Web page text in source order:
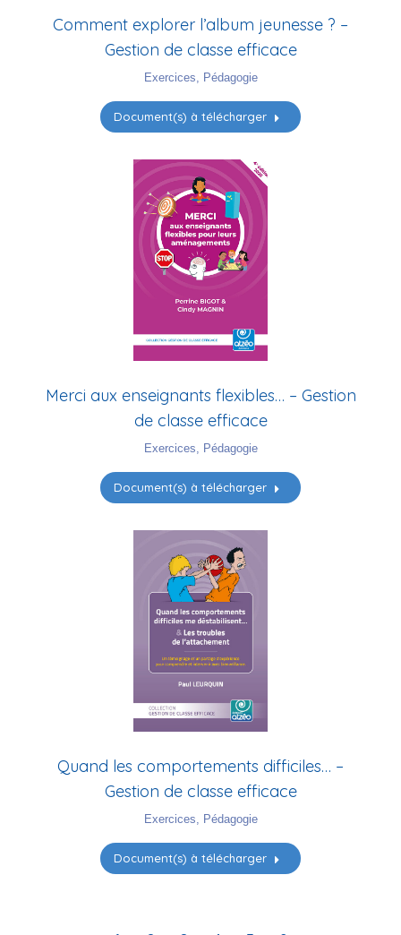
Comment explorer l’album jeunesse ? –
Gestion de classe efficace
Exercices Pédagogie
Document(s) à télécharger
Merci aux enseignants flexibles… – Gestion
de classe efficace
Exercices Pédagogie
Document(s) à télécharger
Quand les comportements difficiles… –
Gestion de classe efficace
Exercices, Pédagogie
Document(s) à télécharger